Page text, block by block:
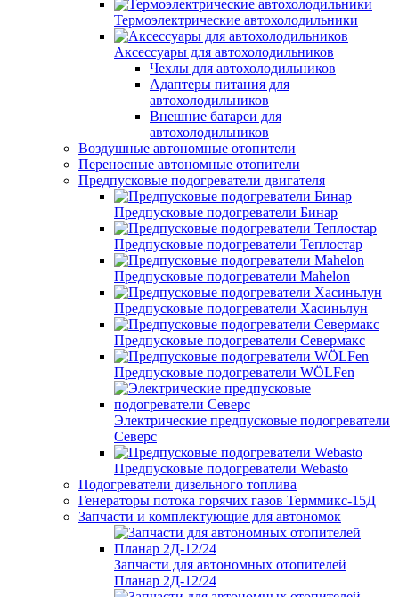
Термоэлектрические автохолодильники
Аксессуары для автохолодильников
Чехлы для автохолодильников
Адаптеры питания для
автохолодильников
Внешние батареи для
автохолодильников
Воздушные автономные отопители
Переносные автономные отопители
Предпусковые подогреватели двигателя
Предпусковые подогреватели Бинар
Предпусковые подогреватели Теплостар
Предпусковые подогреватели Mahelon
Предпусковые подогреватели Хасиньлун
Предпусковые подогреватели Севермакс
Предпусковые подогреватели WÖLFen
Электрические предпусковые подогреватели
Северс
Предпусковые подогреватели Webasto
Подогреватели дизельного топлива
Генераторы потока горячих газов Терммикс-15Д
Запчасти и комплектующие для автономок
Запчасти для автономных отопителей
Планар 2Д-12/24